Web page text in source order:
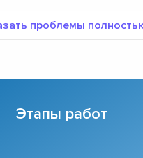
Этапы работ